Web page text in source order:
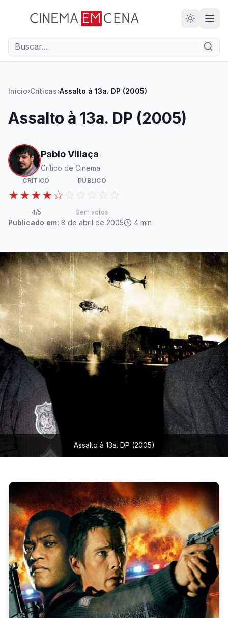
28
ANOS
Início›Críticas›Assalto à 13a. DP (2005)
Assalto à 13a. DP (2005)
Pablo Villaça
Crítico de Cinema
CRÍTICO
★★★★☆
4/5
PÚBLICO
☆☆☆☆☆
Sem votos
Publicado em: 8 de abril de 2005 4 min
Assalto à 13a. DP (2005)